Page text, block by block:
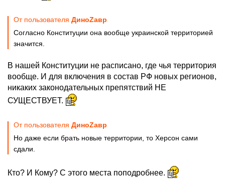
От пользователя ДиноZавp
Согласно Конституции она вообще украинской территорией
значится.
В нашей Конституции не расписано, где чья территория
вообще. И для включения в состав РФ новых регионов,
никаких законодательных препятствий НЕ
СУЩЕСТВУЕТ.
От пользователя ДиноZавp
Но даже если брать новые территории, то Херсон сами
сдали.
Кто? И Кому? С этого места поподробнее.